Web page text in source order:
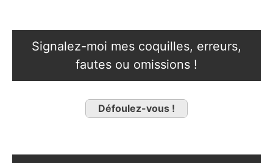
Signalez-moi mes coquilles, erreurs,
fautes ou omissions !
Défoulez-vous !